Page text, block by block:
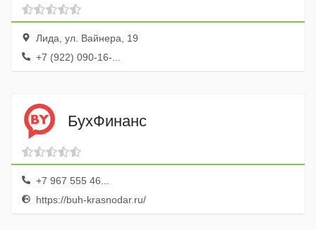
Лида, ул. Вайнера, 19
+7 (922) 090-16-...
БухФинанс
+7 967 555 46...
https://buh-krasnodar.ru/